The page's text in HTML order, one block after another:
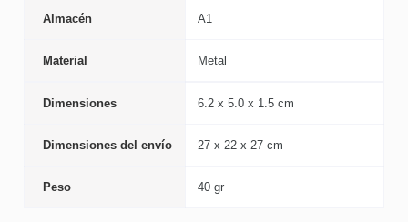
Almacén A1
Material Metal
Dimensiones 6.2 x 5.0 x 1.5 cm
Dimensiones del envío 27 x 22 x 27 cm
Peso 40 gr